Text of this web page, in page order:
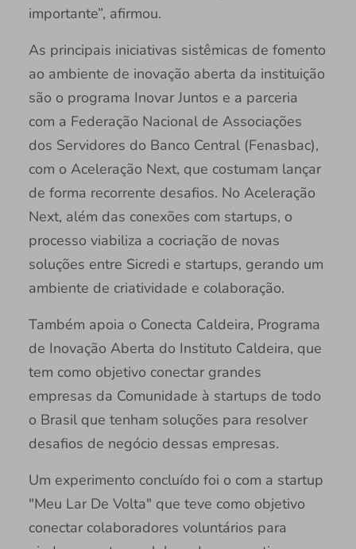
importante”, afirmou.
As principais iniciativas sistêmicas de fomento
ao ambiente de inovação aberta da instituição
são o programa Inovar Juntos e a parceria
com a Federação Nacional de Associações
dos Servidores do Banco Central (Fenasbac),
com o Aceleração Next, que costumam lançar
de forma recorrente desafios. No Aceleração
Next, além das conexões com startups, o
processo viabiliza a cocriação de novas
soluções entre Sicredi e startups, gerando um
ambiente de criatividade e colaboração.
Também apoia o Conecta Caldeira, Programa
de Inovação Aberta do Instituto Caldeira, que
tem como objetivo conectar grandes
empresas da Comunidade à startups de todo
o Brasil que tenham soluções para resolver
desafios de negócio dessas empresas.
Um experimento concluído foi o com a startup
"Meu Lar De Volta" que teve como objetivo
conectar colaboradores voluntários para